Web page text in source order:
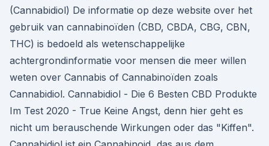
(Cannabidiol) De informatie op deze website over het
gebruik van cannabinoïden (CBD, CBDA, CBG, CBN,
THC) is bedoeld als wetenschappelijke
achtergrondinformatie voor mensen die meer willen
weten over Cannabis of Cannabinoïden zoals
Cannabidiol. Cannabidiol - Die 6 Besten CBD Produkte
Im Test 2020 - True Keine Angst, denn hier geht es
nicht um berauschende Wirkungen oder das "Kiffen".